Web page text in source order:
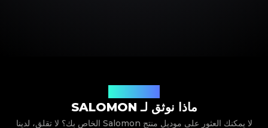
ماذا نوثق لـ SALOMON
لا يمكنك العثور على موديل منتج Salomon الخاص بك؟ لا تقلق، لدينا